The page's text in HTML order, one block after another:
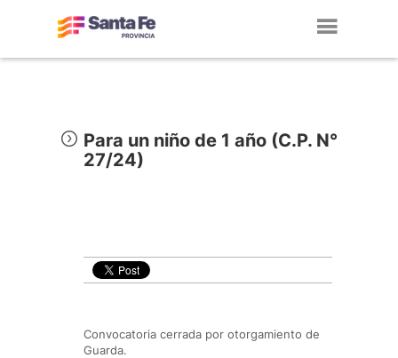
Para un niño de 1 año (C.P. N°
27/24)
Convocatoria cerrada por otorgamiento de
Guarda.